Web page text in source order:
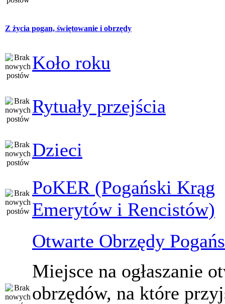
Z życia pogan, świętowanie i obrzędy
Koło roku
Rytuały przejścia
Dzieci
PoKER (Pogański Krąg
Emerytów i Rencistów)
Otwarte Obrzędy
Miejsce na ogłaszanie
obrzędów, na które